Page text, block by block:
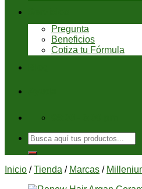
Pregunta
Beneficios
Cotiza tu Fórmula
Buscar
por:
Inicio / Tienda / Marcas /